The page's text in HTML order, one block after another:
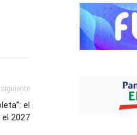
el
2027